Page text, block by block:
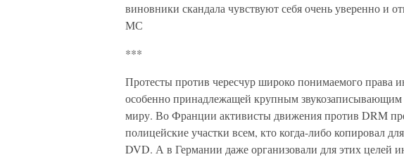
виновники скандала чувствуют себя очень уверенно и
МС
***
Протесты против чересчур широко понимаемого права
особенно принадлежащей крупным
миру. Во Франции активисты движения против DRM
полицейские участки всем, кто когда-либо копировал
DVD. А в Германии даже организовали для этих целей